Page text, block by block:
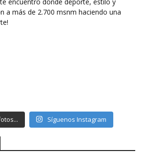
Síguenos Instagram